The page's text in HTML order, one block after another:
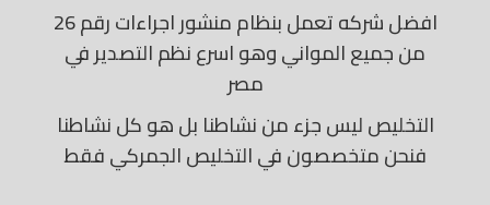
افضل شركه تعمل بنظام منشور اجراءات رقم 26
من جميع المواني وهو اسرع نظم التصدير في
مصر
التخليص ليس جزء من نشاطنا بل هو كل نشاطنا
فنحن متخصصون في التخليص الجمركي فقط